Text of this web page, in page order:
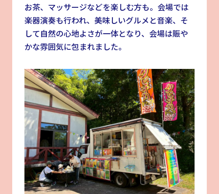
お茶、マッサージなどを楽しむ方も。会場では
楽器演奏も行われ、美味しいグルメと音楽、そ
して自然の心地よさが一体となり、会場は賑や
かな雰囲気に包まれました。